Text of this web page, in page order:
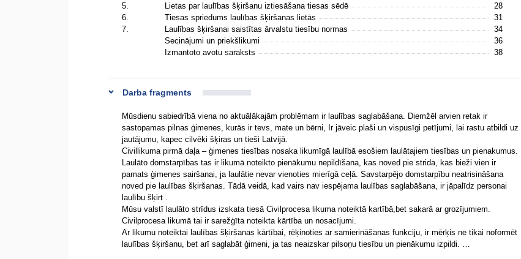
5.
Lietas par laulības šķiršanu iztiesāšana tiesas sēdē
28
6.
Tiesas spriedums laulības šķiršanas lietās
31
7.
Laulības šķiršanai saistītas ārvalstu tiesību normas
34
Secinājumi un priekšlikumi
36
Izmantoto avotu saraksts
38
Darba fragments
Mūsdienu sabiedrībā viena no aktuālākajām problēmam ir laulības saglabāšana. Diemžēl arvien retak ir
sastopamas pilnas ģimenes, kurās ir tevs, mate un bērni, Ir jāveic plaši un vispusīgi petījumi, lai rastu atbildi uz
jautājumu, kapec cilvēki šķiras un tieši Latvijā.
Civillikuma pirmā daļa – ģimenes tiesības nosaka likumīgā laulībā esošiem laulātajiem tiesības un pienakumus.
Laulāto domstarpības tas ir likumā noteikto pienākumu nepildīšana, kas noved pie strida, kas bieži vien ir
pamats ģimenes sairšanai, ja laulātie nevar vienoties mierīgā ceļā. Savstarpējo domstarpību neatrisināšana
noved pie laulības šķiršanas. Tādā veidā, kad vairs nav iespējama laulības saglabāšana, ir jāpalīdz personai
laulību šķirt .
Mūsu valstī laulāto strīdus izskata tiesā Civilprocesa likuma noteiktā kartībā,bet sakarā ar grozījumiem.
Civilprocesa likumā tai ir sarežģīta noteikta kārtība un nosacījumi.
Ar likumu noteiktai laulības šķiršanas kārtībai, rēķinoties ar samierināšanas funkciju, ir mērķis ne tikai noformēt
laulības šķiršanu, bet arī saglabāt ģimeni, ja tas neaizskar pilsoņu tiesību un pienākumu izpildi. …